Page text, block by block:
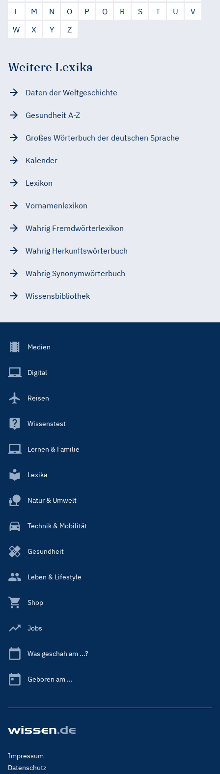
L
M N O P Q R S T U
V
W
X Y Z
Weitere Lexika
Daten der Weltgeschichte
Gesundheit A-Z
Großes Wörterbuch der deutschen Sprache
Kalender
Lexikon
Vornamenlexikon
Wahrig Fremdwörterlexikon
Wahrig Herkunftswörterbuch
Wahrig Synonymwörterbuch
Wissensbibliothek
Footer
Main
Medien
Digital
Reisen
Wissenstest
Lernen & Familie
Lexika
Natur & Umwelt
Technik & Mobilität
Gesundheit
Leben & Lifestyle
Shop
Jobs
Was geschah am ...?
Geboren am ...
Footer
Menu
Impressum
Datenschutz